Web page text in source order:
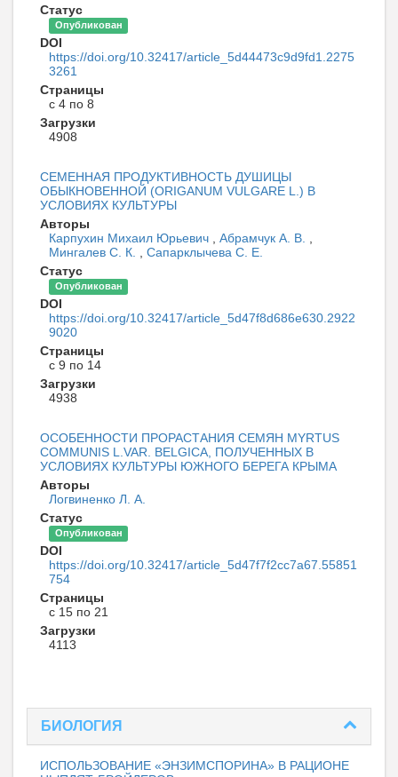
Статус
Опубликован
DOI
https://doi.org/10.32417/article_5d44473c9d9fd1.2275
3261
Страницы
с 4 по 8
Загрузки
4908
СЕМЕННАЯ ПРОДУКТИВНОСТЬ ДУШИЦЫ
ОБЫКНОВЕННОЙ (ORIGANUM VULGARE L.) В
УСЛОВИЯХ КУЛЬТУРЫ
Авторы
Карпухин Михаил Юрьевич , Абрамчук А. В. ,
Мингалев С. К. , Сапарклычева С. Е.
Статус
Опубликован
DOI
https://doi.org/10.32417/article_5d47f8d686e630.2922
9020
Страницы
с 9 по 14
Загрузки
4938
ОСОБЕННОСТИ ПРОРАСТАНИЯ СЕМЯН MYRTUS
COMMUNIS L.VAR. BELGICA, ПОЛУЧЕННЫХ В
УСЛОВИЯХ КУЛЬТУРЫ ЮЖНОГО БЕРЕГА КРЫМА
Авторы
Логвиненко Л. А.
Статус
Опубликован
DOI
https://doi.org/10.32417/article_5d47f7f2cc7a67.55851
754
Страницы
с 15 по 21
Загрузки
4113
БИОЛОГИЯ
ИСПОЛЬЗОВАНИЕ «ЭНЗИМСПОРИНА» В РАЦИОНЕ